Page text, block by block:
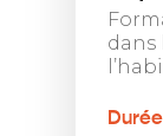
dans